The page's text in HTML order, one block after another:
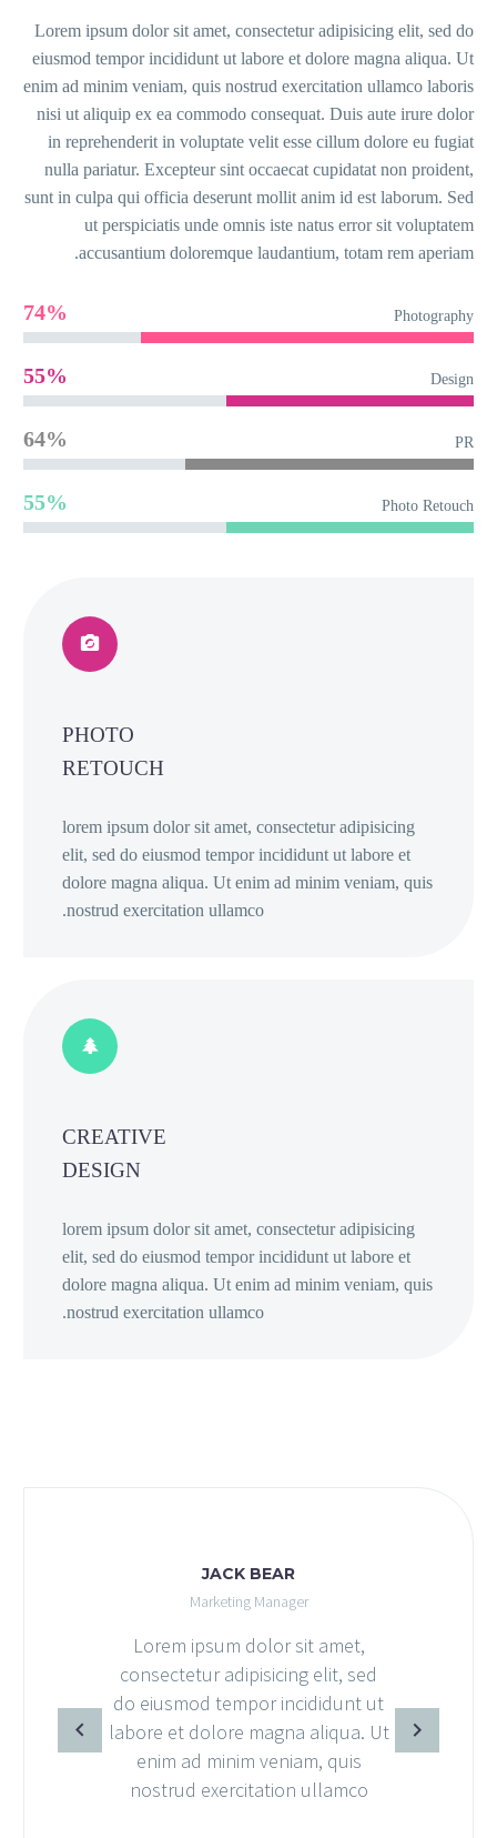
Lorem ipsum dolor sit amet, consectetur
eiusmod tempor incididunt ut labore et dolore
enim ad minim veniam, quis nostrud
nisi ut aliquip ex ea commodo consequat.
in reprehenderit in voluptate velit esse
nulla pariatur. Excepteur sint occaecat
sunt in culpa qui officia deserunt mollit anim id
ut perspiciatis unde omnis iste natus
accusantium doloremque laudantium,
lorem ipsum dolor sit amet, consectetur
elit, sed do eiusmod tempor incididunt ut
dolore magna aliqua. Ut enim ad minim
nostrud exercitation ullamco.
lorem ipsum dolor sit amet, consectetur
elit, sed do eiusmod tempor incididunt ut
dolore magna aliqua. Ut enim ad minim
nostrud exercitation ullamco.
Lorem ipsum dolor sit
consectetur adipisicing elit,
do eiusmod tempor
labore et dolore magna
enim ad minim veniam,
nostrud exercitation